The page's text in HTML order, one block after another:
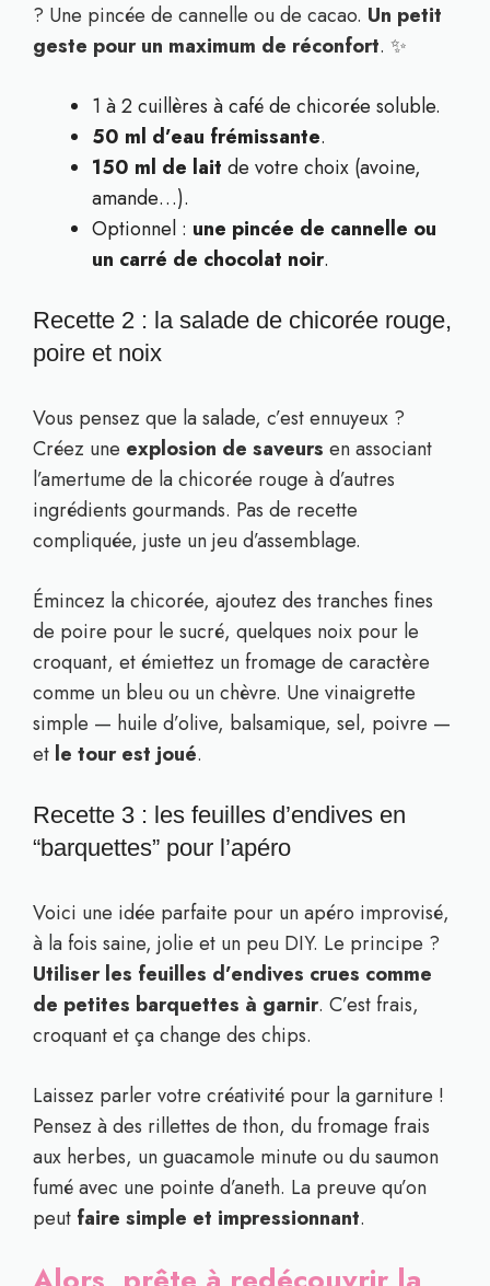
? Une pincée de cannelle ou de cacao. Un petit
geste pour un maximum de réconfort. ✨
1 à 2 cuillères à café de chicorée soluble.
50 ml d’eau frémissante.
150 ml de lait de votre choix (avoine,
amande…).
Optionnel : une pincée de cannelle ou
un carré de chocolat noir.
Recette 2 : la salade de chicorée rouge,
poire et noix
Vous pensez que la salade, c’est ennuyeux ?
Créez une explosion de saveurs en associant
l’amertume de la chicorée rouge à d’autres
ingrédients gourmands. Pas de recette
compliquée, juste un jeu d’assemblage.
Émincez la chicorée, ajoutez des tranches fines
de poire pour le sucré, quelques noix pour le
croquant, et émiettez un fromage de caractère
comme un bleu ou un chèvre. Une vinaigrette
simple — huile d’olive, balsamique, sel, poivre —
et le tour est joué.
Recette 3 : les feuilles d’endives en
“barquettes” pour l’apéro
Voici une idée parfaite pour un apéro improvisé,
à la fois saine, jolie et un peu DIY. Le principe ?
Utiliser les feuilles d’endives crues comme
de petites barquettes à garnir. C’est frais,
croquant et ça change des chips.
Laissez parler votre créativité pour la garniture !
Pensez à des rillettes de thon, du fromage frais
aux herbes, un guacamole minute ou du saumon
fumé avec une pointe d’aneth. La preuve qu’on
peut faire simple et impressionnant.